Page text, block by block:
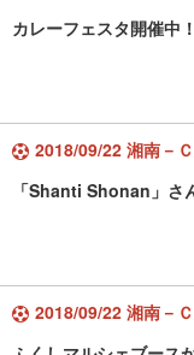
カレーフェスタ開催中！
2018/09/22 湘南－
「Shanti Shonan」さ
2018/09/22 湘南－